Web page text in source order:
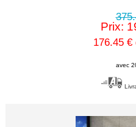
Prix:
176.45 €